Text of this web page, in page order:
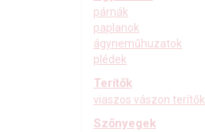
párnák
paplanok
ágyneműhuzatok
plédek
Terítők
viaszos vászon terítők
Szőnyegek